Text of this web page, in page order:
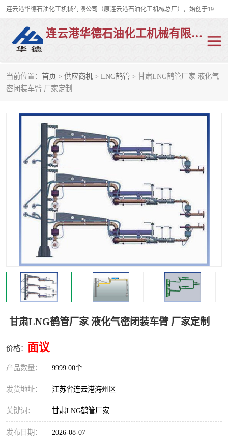
连云港华德石油化工机械有限公司（原连云港石油化工机械总厂），始创于1982年，是从事码头船用流体装卸臂、陆用流体装卸臂（鹤管）、活动梯、钢构平台、定量装车系统等全系列流体装卸设备的设计、制造、销售以及服务的专业供应商。
连云港华德石油化工机械有限公司
当前位置： 首页 > 供应商机 > LNG鹤管 > 甘肃LNG鹤管厂家 液化气
密闭装车臂 厂家定制
甘肃LNG鹤管厂家 液化气密闭装车臂 厂家定制
价格： 面议
产品数量： 9999.00个
发货地址： 江苏省连云港海州区
关键词： 甘肃LNG鹤管厂家
发布日期： 2026-08-07
陆用流体装卸臂
液氨鹤管 液氯鹤管
LNG鹤管 活动梯
平台栈桥 卸车鹤管
装车鹤管 输油臂
紧急脱离干式接头
汽车鹤管 顶部鹤管
底部鹤管 低温鹤管
浮动出油装置 鹤管